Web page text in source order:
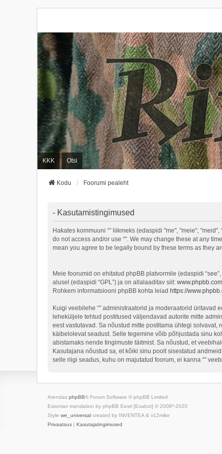
KKK Otsi
Kodu Foorumi pealeht
- Kasutamistingimused
Hakates kommuuni “” liikmeks (edaspidi "me", "meie",
do not access and/or use “”. We may change these at any
mean you agree to be legally bound by these terms as they
Meie foorumid on ehitatud phpBB platvormile (edaspidi
alusel (edaspidi “GPL”) ja on allalaaditav siit: www.phpbb.com
Rohkem informatsiooni phpBB kohta leiad https://
Kuigi veebilehe “” administraatorid ja moderaatorid
leheküljele tehtud postitused väljendavad autorite mitte
eest vastutavad. Sa nõustud mitte postitama ühtegi
käibelolevat seadust. Selle tegemine võib põhjustada sinu
abistamaks nende tingimuste täitmist. Sa nõustud, et
Kasutajana nõustud sa, et kõiki sinu poolt sisestatud
selle riigi seadus, kuhu on majutatud foorum, ei kanna “”
Arendas phpBB® Forum Software © phpBB Limited
Estonian translation by phpBB Eesti [Exabot] © 2008*-2020
Style we_universal created by INVENTEA & v12mike
Privaatsus | Kasutajatingimused